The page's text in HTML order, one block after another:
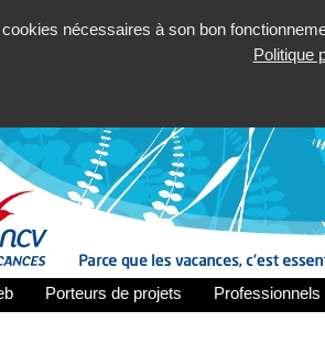
nécessaires à son bon
Politique
Porteurs de projets